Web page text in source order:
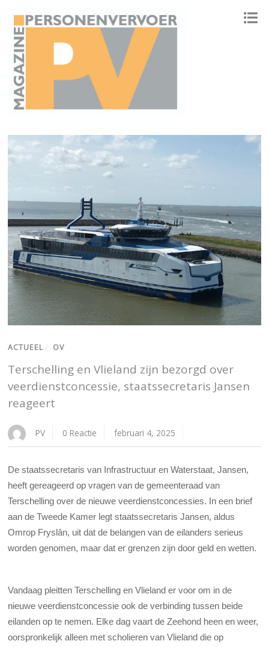
ACTUEEL / OV
Terschelling en Vlieland zijn bezorgd over
veerdienstconcessie, staatssecretaris Jansen
reageert
PV 0 Reactie februari 4, 2025
De staatssecretaris van Infrastructuur en Waterstaat, Jansen,
heeft gereageerd op vragen van de gemeenteraad van
Terschelling over de nieuwe veerdienstconcessies. In een brief
aan de Tweede Kamer legt staatssecretaris Jansen, aldus
Omrop Fryslân, uit dat de belangen van de eilanders serieus
worden genomen, maar dat er grenzen zijn door geld en wetten.
Vandaag pleitten Terschelling en Vlieland er voor om in de
nieuwe veerdienstconcessie ook de verbinding tussen beide
eilanden op te nemen. Elke dag vaart de Zeehond heen en weer,
oorspronkelijk alleen met scholieren van Vlieland die op